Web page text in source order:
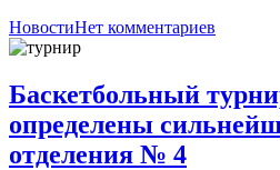
НовостиНет комментариев
Бaскетбольный
определены
отделения № 4